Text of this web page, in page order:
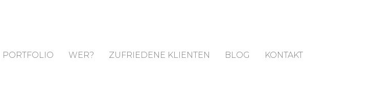
PORTFOLIO WER? ZUFRIEDENE KLIENTEN BLOG KONTAKT